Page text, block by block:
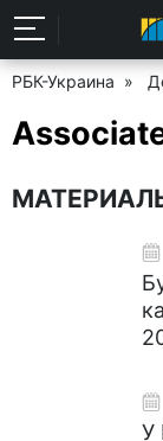
РБК-Украина »
У